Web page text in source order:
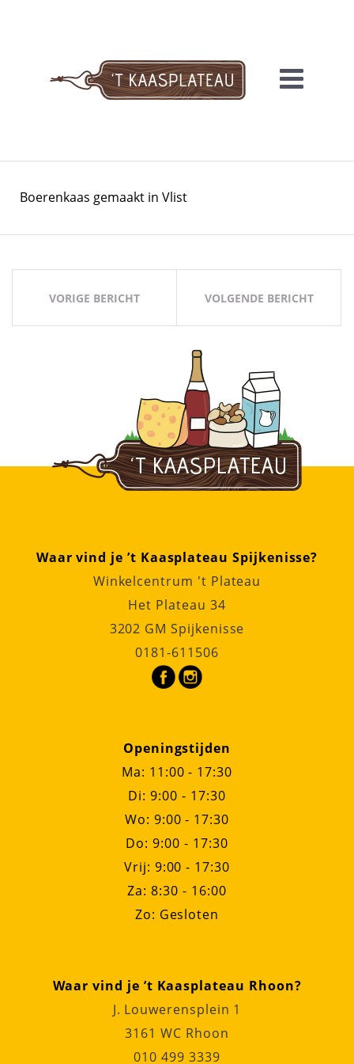
Boerenkaas gemaakt in Vlist
Bericht
navigatie
VORIGE BERICHT VOLGENDE BERICHT
Waar vind je ’t Kaasplateau Spijkenisse?
Winkelcentrum 't Plateau
Het Plateau 34
3202 GM Spijkenisse
0181-611506
Openingstijden
Ma: 11:00 - 17:30
Di: 9:00 - 17:30
Wo: 9:00 - 17:30
Do: 9:00 - 17:30
Vrij: 9:00 - 17:30
Za: 8:30 - 16:00
Zo: Gesloten
Waar vind je ’t Kaasplateau Rhoon?
J. Louwerensplein 1
3161 WC Rhoon
010 499 3339